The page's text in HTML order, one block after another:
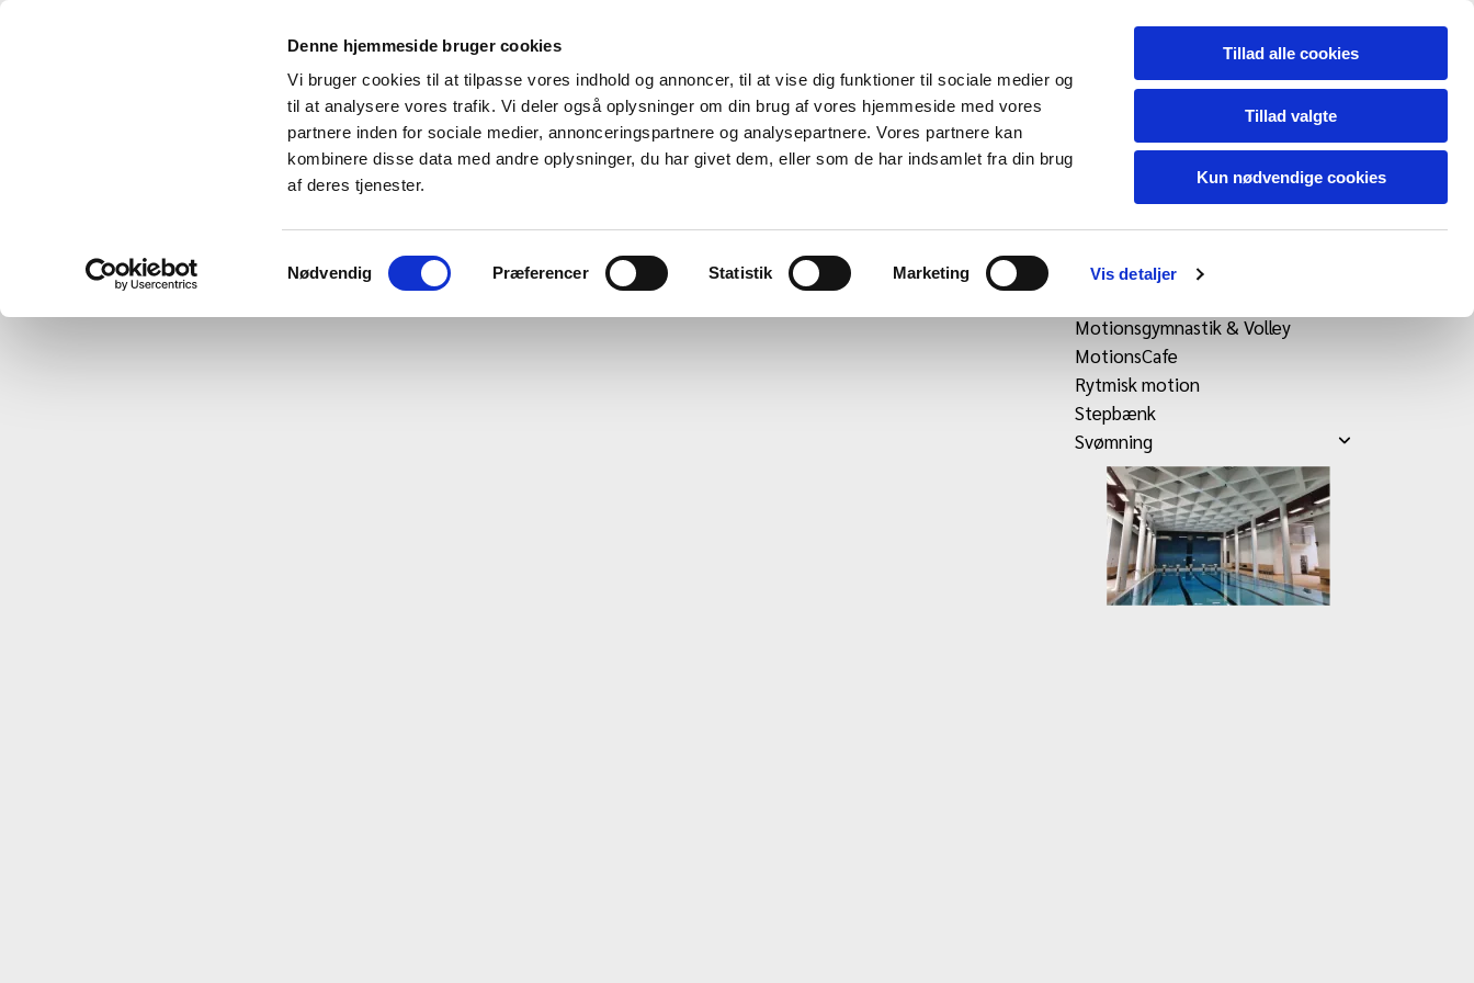
Denne hjemmeside bruger cookies
Vi bruger cookies til at tilpasse vores indhold og annoncer, til at vise dig funktioner til sociale medier og
til at analysere vores trafik. Vi deler også oplysninger om din brug af vores hjemmeside med vores
partnere inden for sociale medier, annonceringspartnere og analysepartnere. Vores partnere kan
kombinere disse data med andre oplysninger, du har givet dem, eller som de har indsamlet fra din brug
af deres tjenester.
Nødvendig Præferencer Statistik Marketing Vis detaljer
Tillad alle cookies
Tillad valgte
Kun nødvendige cookies
KSG Idræt
Kontakt Det sker
Bodytoning
Motionsgymnastik & Volley
MotionsCafe
Rytmisk motion
Stepbænk
Svømning
Generalforsamling
Hjemsted